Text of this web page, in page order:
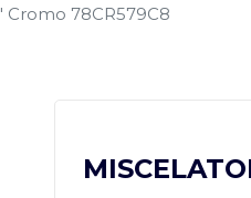
Cromo 78CR579C8